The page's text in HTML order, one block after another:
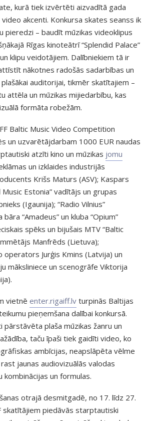
kurā tiek izvērtēti aizvadītā gada
akcenti. Konkursa skates seanss ik
pieredzi – baudīt mūzikas videoklipus
Rīgas kinoteātrī “Splendid Palace”
klipu veidotājiem. Dalībniekiem tā ir
nākotnes radošās sadarbības un
auditorijai, tikmēr skatītajiem –
attēla un mūzikas mijiedarbību, kas
formāta robežām.
Baltic Music Video Competition
un uzvarētājdarbam 1000 EUR naudas
atzīti kino un mūzikas jomu
un izklaides industrijās
Krišs Maturs (ASV); Kaspars
Estonia” vadītājs un grupas
(Igaunija); “Radio Vilnius”
“Amadeus” un kluba “Opium”
spēks un bijušais MTV “Baltic
Manfrēds (Lietuva);
operators Jurģis Kmins (Latvija) un
māksliniece un scenogrāfe Viktorija
vietnē enter.rigaiff.lv turpinās Baltijas
pieņemšana dalībai konkursā.
pārstāvēta plaša mūzikas žanru un
taču īpaši tiek gaidīti video, ko
ambīcijas, neapslāpēta vēlme
jaunas audiovizuālās valodas
un formulas.
otrajā desmitgadē, no 17. līdz 27.
skatītājiem piedāvās starptautiski